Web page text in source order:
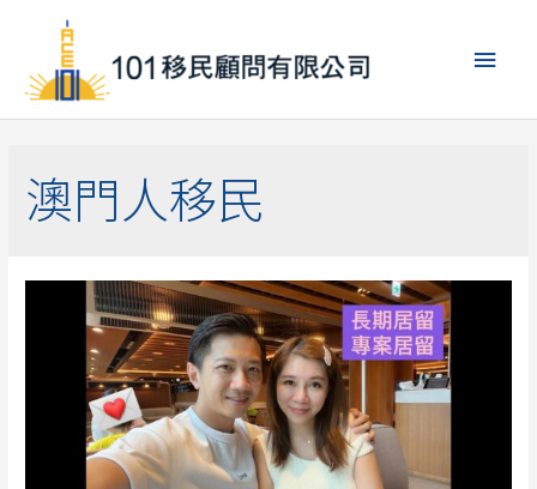
容
主
澳門人移民